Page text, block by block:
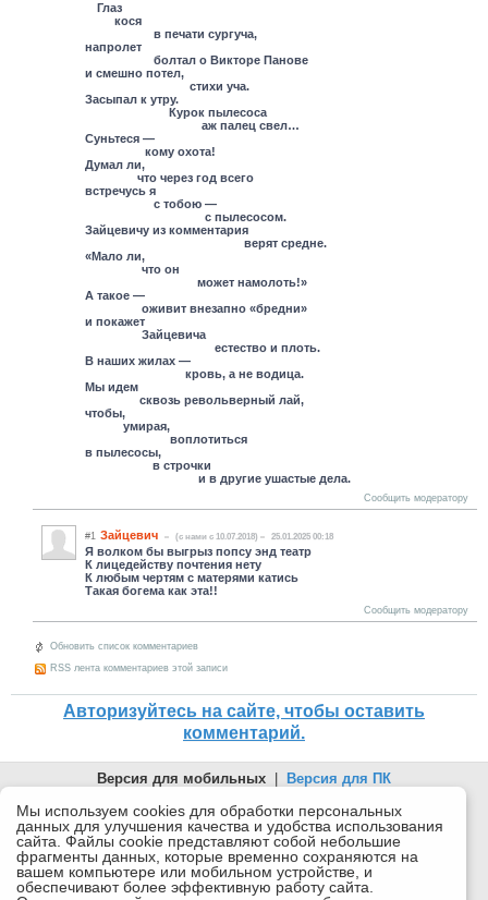
Глаз
кося
в печати сургуча,
напролет
болтал о Викторе Панове
и смешно потел,
стихи уча.
Засыпал к утру.
Курок пылесоса
аж палец свел…
Суньтеся —
кому охота!
Думал ли,
что через год всего
встречусь я
с тобою —
с пылесосом.
Зайцевичу из комментария
верят средне.
«Мало ли,
что он
может намолоть!»
А такое —
оживит внезапно «бредни»
и покажет
Зайцевича
естество и плоть.
В наших жилах —
кровь, а не водица.
Мы идем
сквозь револьверный лай,
чтобы,
умирая,
воплотиться
в пылесосы,
в строчки
и в другие ушастые дела.
Сообщить модератору
#1 Зайцевич (c нами с 10.07.2018) 25.01.2025 00:18
Я волком бы выгрыз попсу энд театр
К лицедейству почтения нету
К любым чертям с матерями катись
Такая богема как эта!!
Сообщить модератору
Обновить список комментариев
RSS лента комментариев этой записи
Авторизуйтесь на сайте, чтобы оставить
комментарий.
Версия для мобильных | Версия для ПК
© 2026 Беломорканал Северодвинск tv29.ru
Joomla!is Free Software released under the GNU General Public
License.
Mobile version byMobile Joomla!
Мы используем cookies для обработки персональных
данных для улучшения качества и удобства использования
сайта. Файлы cookie представляют собой небольшие
фрагменты данных, которые временно сохраняются на
вашем компьютере или мобильном устройстве, и
обеспечивают более эффективную работу сайта.